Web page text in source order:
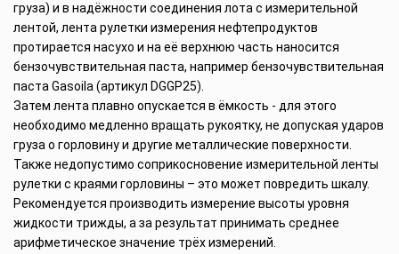
груза) и в надёжности соединения лота с измерительной
лентой, лента рулетки измерения нефтепродуктов
протирается насухо и на её верхнюю часть наносится
бензочувствительная паста, например бензочувствительная
паста Gasoila (артикул DGGP25).
Затем лента плавно опускается в ёмкость - для этого
необходимо медленно вращать рукоятку, не допуская ударов
груза о горловину и другие металлические поверхности.
Также недопустимо соприкосновение измерительной ленты
рулетки с краями горловины – это может повредить шкалу.
Рекомендуется производить измерение высоты уровня
жидкости трижды, а за результат принимать среднее
арифметическое значение трёх измерений.